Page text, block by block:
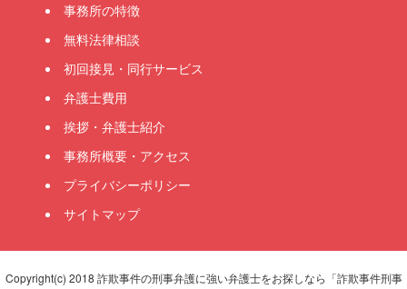
事務所の特徴
無料法律相談
初回接見・同行サービス
弁護士費用
挨拶・弁護士紹介
事務所概要・アクセス
プライバシーポリシー
サイトマップ
Copyright(c) 2018 詐欺事件の刑事弁護に強い弁護士をお探しなら「詐欺事件刑事